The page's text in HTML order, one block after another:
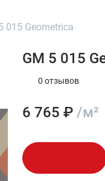
015 Geometrica
GM 5 015
0 отзывов
6 765 ₽ /м²